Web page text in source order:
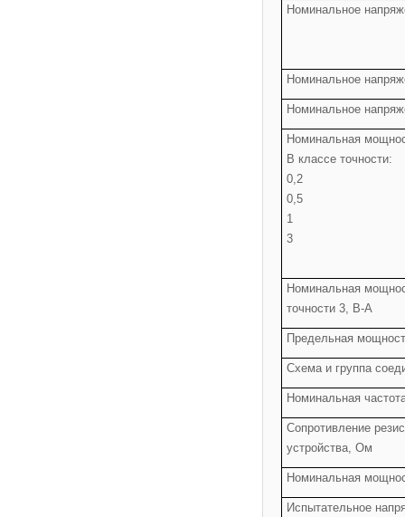
Номинальное
Номинальное
Номинальное
Номинальная
В классе точности:
0,2
0,5
1
3
Номинальная
точности 3, В-А
Предельная
Схема и группа
Номинальная
Сопротивление
устройства, Ом
Номинальная
Испытательное